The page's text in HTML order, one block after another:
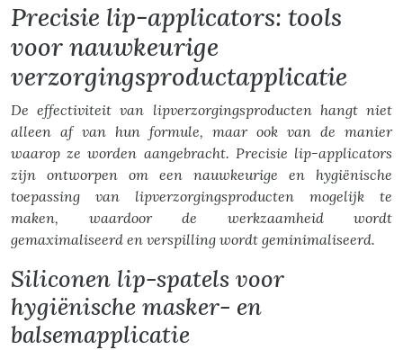
Precisie lip-applicators: tools
voor nauwkeurige
verzorgingsproductapplicatie
De effectiviteit van lipverzorgingsproducten hangt niet
alleen af van hun formule, maar ook van de manier
waarop ze worden aangebracht. Precisie lip-applicators
zijn ontworpen om een nauwkeurige en hygiënische
toepassing van lipverzorgingsproducten mogelijk te
maken, waardoor de werkzaamheid wordt
gemaximaliseerd en verspilling wordt geminimaliseerd.
Siliconen lip-spatels voor
hygiënische masker- en
balsemapplicatie